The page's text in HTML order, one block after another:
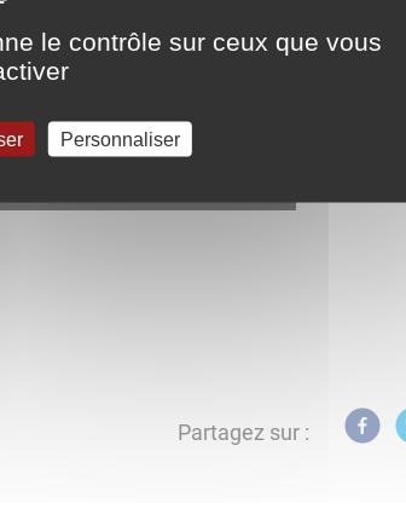
Partagez sur :
le contrôle sur ceux que vous
Personnaliser